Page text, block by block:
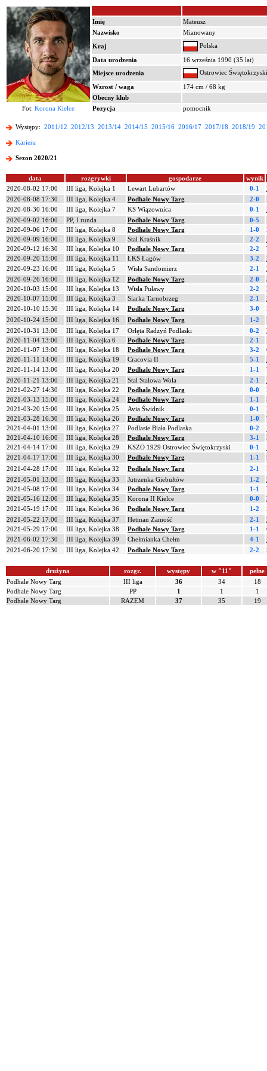
Imię
Mateusz
Nazwisko
Mianowany
Kraj
Polska
Data urodzenia
16 września 1990 (35 lat)
Miejsce urodzenia
Ostrowiec Świętokrzyski
Wzrost / waga
174 cm / 68 kg
Obecny klub
Fot: Korona Kielce Pozycja pomocnik
Występy: 2011/12 2012/13 2013/14 2014/15 2015/16 2016/17 2017/18 2018/19
Kariera
Sezon 2020/21
data rozgrywki gospodarze
wynik
2020-08-02 17:00
III liga, Kolejka 1 Lewart Lubartów 0-1
2020-08-08 17:30
III liga, Kolejka 4 Podhale Nowy Targ 2-0
2020-08-30 16:00
III liga, Kolejka 7 KS Wiązownica 0-1
2020-09-02 16:00
PP, I runda Podhale Nowy Targ 0-5
2020-09-06 17:00
III liga, Kolejka 8 Podhale Nowy Targ 1-0
2020-09-09 16:00
III liga, Kolejka 9 Stal Kraśnik 2-2
2020-09-12 16:30
III liga, Kolejka 10 Podhale Nowy Targ 2-2
2020-09-20 15:00
III liga, Kolejka 11 ŁKS Łagów 3-2
2020-09-23 16:00
III liga, Kolejka 5 Wisła Sandomierz 2-1
2020-09-26 16:00
III liga, Kolejka 12 Podhale Nowy Targ 2-0
2020-10-03 15:00
III liga, Kolejka 13 Wisła Puławy 2-2
2020-10-07 15:00
III liga, Kolejka 3 Siarka Tarnobrzeg 2-1
2020-10-10 15:30
III liga, Kolejka 14 Podhale Nowy Targ 3-0
2020-10-24 15:00
III liga, Kolejka 16 Podhale Nowy Targ 1-2
2020-10-31 13:00
III liga, Kolejka 17 Orlęta Radzyń Podlaski 0-2
2020-11-04 13:00
III liga, Kolejka 6 Podhale Nowy Targ 2-1
2020-11-07 13:00
III liga, Kolejka 18 Podhale Nowy Targ 3-2
2020-11-11 14:00
III liga, Kolejka 19 Cracovia II 5-1
2020-11-14 13:00
III liga, Kolejka 20 Podhale Nowy Targ 1-1
2020-11-21 13:00
III liga, Kolejka 21 Stal Stalowa Wola 2-1
2021-02-27 14:30
III liga, Kolejka 22 Podhale Nowy Targ 0-0
2021-03-13 15:00
III liga, Kolejka 24 Podhale Nowy Targ 1-1
2021-03-20 15:00
III liga, Kolejka 25 Avia Świdnik 0-1
2021-03-28 16:30
III liga, Kolejka 26 Podhale Nowy Targ 1-0
2021-04-01 13:00
III liga, Kolejka 27 Podlasie Biała Podlaska 0-2
2021-04-10 16:00
III liga, Kolejka 28 Podhale Nowy Targ 3-1
2021-04-14 17:00
III liga, Kolejka 29 KSZO 1929 Ostrowiec Świętokrzyski 0-1
2021-04-17 17:00
III liga, Kolejka 30 Podhale Nowy Targ 1-1
2021-04-28 17:00
III liga, Kolejka 32 Podhale Nowy Targ 2-1
2021-05-01 13:00
III liga, Kolejka 33 Jutrzenka Giebułtów 1-2
2021-05-08 17:00
III liga, Kolejka 34 Podhale Nowy Targ 1-1
2021-05-16 12:00
III liga, Kolejka 35 Korona II Kielce 0-0
2021-05-19 17:00
III liga, Kolejka 36 Podhale Nowy Targ 1-2
2021-05-22 17:00
III liga, Kolejka 37 Hetman Zamość 2-1
2021-05-29 17:00
III liga, Kolejka 38 Podhale Nowy Targ 1-1
2021-06-02 17:30
III liga, Kolejka 39 Chełmianka Chełm 4-1
2021-06-20 17:30
III liga, Kolejka 42 Podhale Nowy Targ 2-2
drużyna rozgr. występy w "11"
pełne
Podhale Nowy Targ
III liga 36 34
18
Podhale Nowy Targ
PP 1 1
1
Podhale Nowy Targ
RAZEM 37 35 19